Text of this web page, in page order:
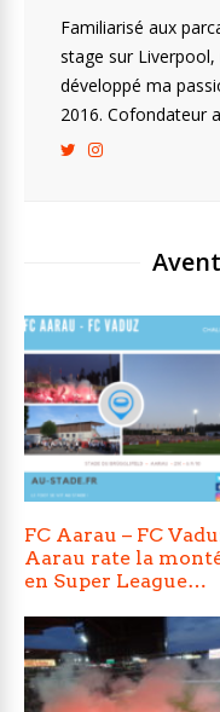
Familiarisé aux
stage sur
développé ma
2016. Cofondateur
FC Aarau – FC
Aarau rate la
en Super League…